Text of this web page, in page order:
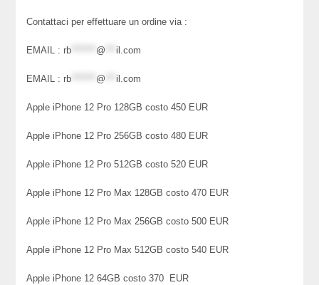
Contattaci per effettuare un ordine via :
EMAIL : rb @ il.com
EMAIL : rb @ il.com
Apple iPhone 12 Pro 128GB costo 450 EUR
Apple iPhone 12 Pro 256GB costo 480 EUR
Apple iPhone 12 Pro 512GB costo 520 EUR
Apple iPhone 12 Pro Max 128GB costo 470 EUR
Apple iPhone 12 Pro Max 256GB costo 500 EUR
Apple iPhone 12 Pro Max 512GB costo 540 EUR
Apple iPhone 12 64GB costo 370 EUR